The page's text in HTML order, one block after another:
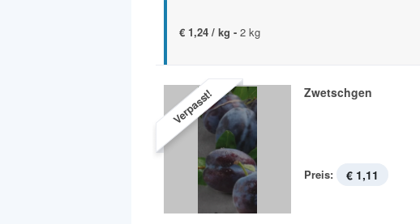
€ 1,24 / kg - 2 kg
Verpasst! Zwetschgen
Preis: € 1,11